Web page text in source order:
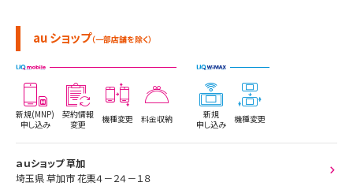
au ショップ（一部店舗を除く）
新規(MNP)
申し込み
契約情報
変更
機種変更 料金収納
新規
申し込み
機種変更
ａｕショップ 草加
埼玉県 草加市 花栗４－２４－１８